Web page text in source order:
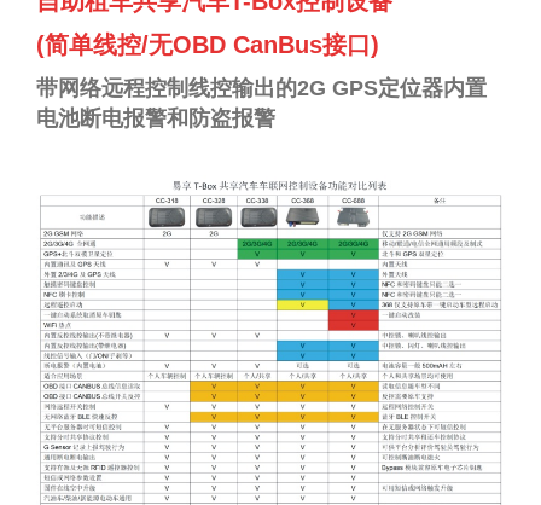
(简单线控/无OBD CanBus接口)
带网络远程控制线控输出的2G GPS定位器内置
电池断电报警和防盗报警